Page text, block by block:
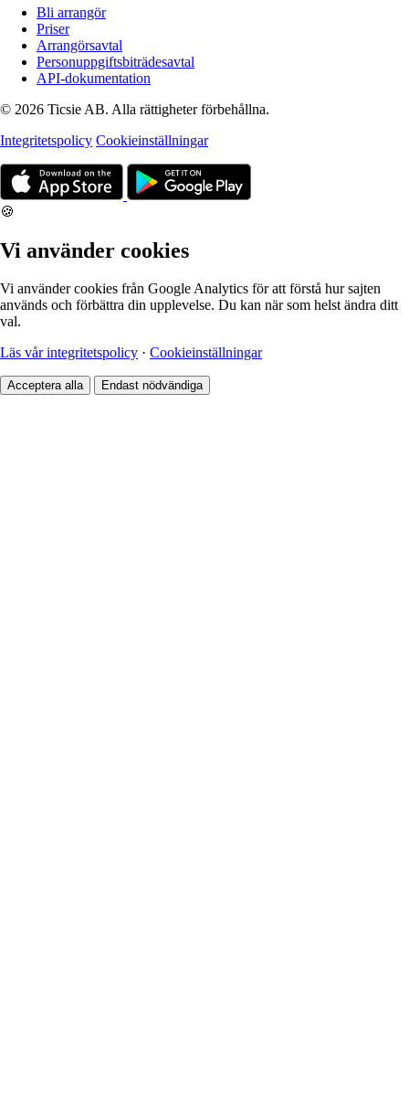
Bli arrangör
Priser
Arrangörsavtal
Personuppgiftsbiträdesavtal
API-dokumentation
© 2026 Ticsie AB. Alla rättigheter förbehållna.
Integritetspolicy Cookieinställningar
🍪
Vi använder cookies
Vi använder cookies från Google Analytics för att förstå hur sajten
används och förbättra din upplevelse. Du kan när som helst ändra ditt
val.
Läs vår integritetspolicy · Cookieinställningar
Acceptera alla Endast nödvändiga